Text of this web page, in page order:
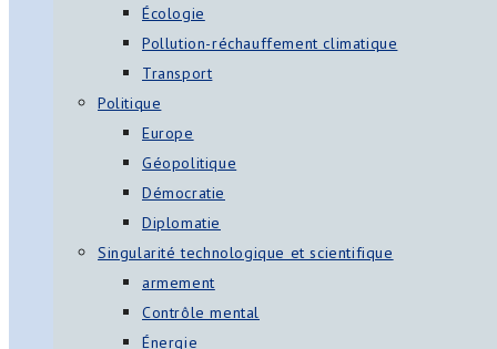
Écologie
Pollution-réchauffement climatique
Transport
Politique
Europe
Géopolitique
Démocratie
Diplomatie
Singularité technologique et scientifique
armement
Contrôle mental
Énergie